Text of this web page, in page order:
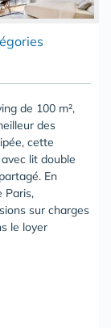
de 100 m²,
des
cette
lit double
En
Paris,
sur charges
le loyer